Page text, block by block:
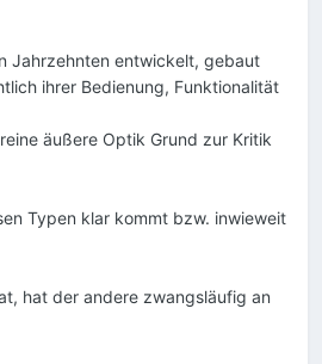
Jahrzehnten entwickelt, gebaut
ihrer Bedienung, Funktionalität
äußere Optik Grund zur Kritik
Typen klar kommt bzw. inwieweit
hat der andere zwangsläufig an